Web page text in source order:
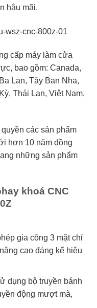
hậu mãi.
cấp máy làm cửa
bao gồm: Canada,
Lan, Tây Ban Nha,
Thái Lan, Việt Nam,
các sản phẩm
hơn 10 năm đồng
những sản phẩm
khoá CNC
gia công 3 mặt chỉ
cao đáng kể hiệu
dụng bộ truyền bánh
động mượt mà,